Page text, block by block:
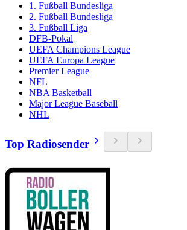
1. Fußball Bundesliga
2. Fußball Bundesliga
3. Fußball Liga
DFB-Pokal
UEFA Champions League
UEFA Europa League
Premier League
NFL
NBA Basketball
Major League Baseball
NHL
Top Radiosender